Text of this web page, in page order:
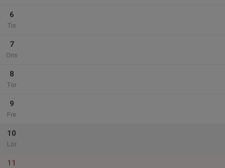
6
Tis
7
Ons
8
Tor
9
Fre
10
Lör
11